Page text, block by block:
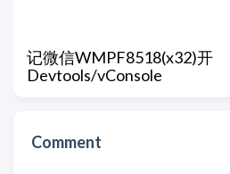
记微信WMPF8518(x32)开
Devtools/vConsole
Comment